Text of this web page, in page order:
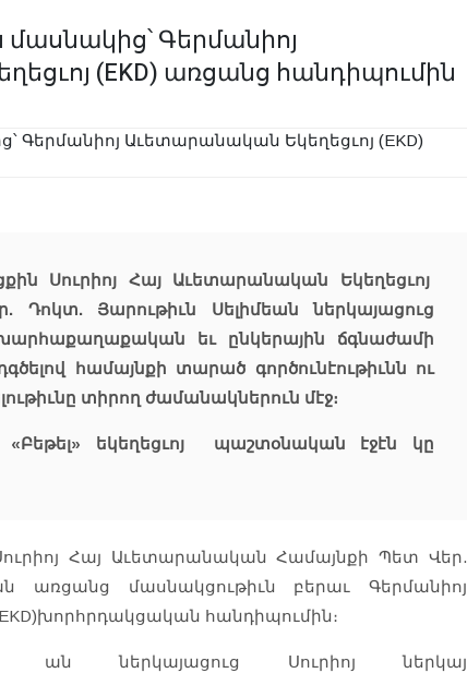
Գերմանիոյ
(EKD) առցանց հանդիպումին
Սուրիոյ Հայ Աւետարանական Եկեղեցւոյ
Դոկտ. Յարութիւն Սելիմեան ներկայացուց
եւ ընկերային ճգնաժամի
համայնքի տարած գործունէութիւնն ու
տիրող ժամանակներուն մէջ։
«Բեթել» եկեղեցւոյ պաշտօնական էջէն կը
Հայ Աւետարանական Համայնքի Պետ Վեր.
առցանց մասնակցութիւն բերաւ Գերմանիոյ
հանդիպումին։
ան ներկայացուց Սուրիոյ ներկայ